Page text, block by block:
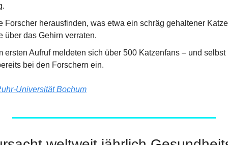
Forscher herausfinden, was etwa ein schräg gehaltener
über das Gehirn verraten.
ersten Aufruf meldeten sich über 500 Katzenfans – und
bei den Forschern ein.
Universität Bochum